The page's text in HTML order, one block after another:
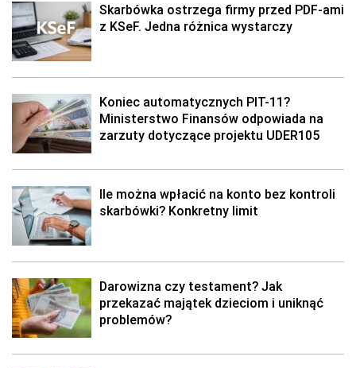
Skarbówka ostrzega firmy przed PDF-ami
z KSeF. Jedna różnica wystarczy
Koniec automatycznych PIT-11?
Ministerstwo Finansów odpowiada na
zarzuty dotyczące projektu UDER105
Ile można wpłacić na konto bez kontroli
skarbówki? Konkretny limit
Darowizna czy testament? Jak
przekazać majątek dzieciom i uniknąć
problemów?